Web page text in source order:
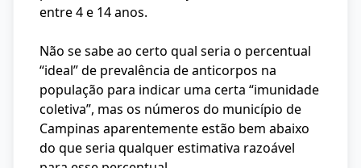
entre 4 e 14 anos.
Não se sabe ao certo qual seria o percentual
“ideal” de prevalência de anticorpos na
população para indicar uma certa “imunidade
coletiva”, mas os números do município de
Campinas aparentemente estão bem abaixo
do que seria qualquer estimativa razoável